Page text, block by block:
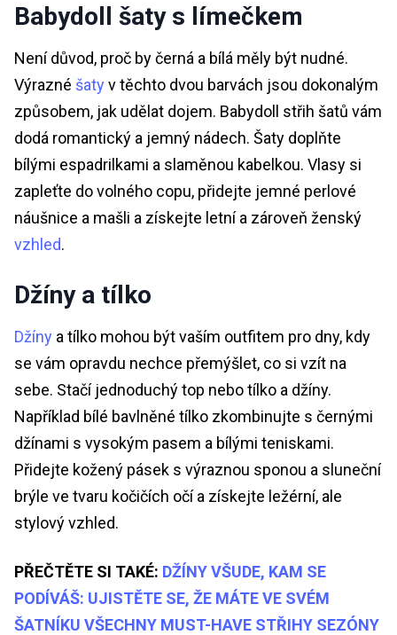
Babydoll šaty s límečkem
Není důvod, proč by černá a bílá měly být nudné.
Výrazné šaty v těchto dvou barvách jsou dokonalým
způsobem, jak udělat dojem. Babydoll střih šatů vám
dodá romantický a jemný nádech. Šaty doplňte
bílými espadrilkami a slaměnou kabelkou. Vlasy si
zapleťte do volného copu, přidejte jemné perlové
náušnice a mašli a získejte letní a zároveň ženský
vzhled.
Džíny a tílko
Džíny a tílko mohou být vaším outfitem pro dny, kdy
se vám opravdu nechce přemýšlet, co si vzít na
sebe. Stačí jednoduchý top nebo tílko a džíny.
Například bílé bavlněné tílko zkombinujte s černými
džínami s vysokým pasem a bílými teniskami.
Přidejte kožený pásek s výraznou sponou a sluneční
brýle ve tvaru kočičích očí a získejte ležérní, ale
stylový vzhled.
PŘEČTĚTE SI TAKÉ: DŽÍNY VŠUDE, KAM SE
PODÍVÁŠ: UJISTĚTE SE, ŽE MÁTE VE SVÉM
ŠATNÍKU VŠECHNY MUST-HAVE STŘIHY SEZÓNY